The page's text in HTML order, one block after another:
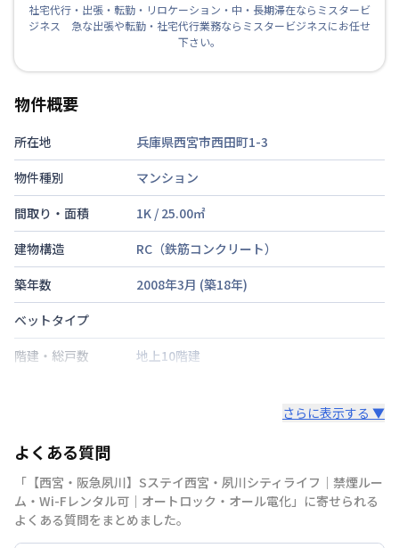
社宅代行・出張・転勤・リロケーション・中・長期滞在ならミスタービ
ジネス 急な出張や転勤・社宅代行業務ならミスタービジネスにお任せ
下さい。
物件概要
所在地
兵庫県西宮市西田町1-3
物件種別
マンション
間取り・面積
1K / 25.00㎡
建物構造
RC（鉄筋コンクリート）
築年数
2008年3月 (築18年)
ベットタイプ
階建・総戸数
地上10階建
禁煙・喫煙
交通
阪神電鉄本線西宮駅徒歩12 分
阪急電鉄神戸線
東海道本線
さらに表示する ▼
よくある質問
「【西宮・阪急夙川】Sステイ西宮・夙川シティライフ｜禁煙ルー
ム・Wi-Fレンタル可｜オートロック・オール電化」に寄せられる
よくある質問をまとめました。